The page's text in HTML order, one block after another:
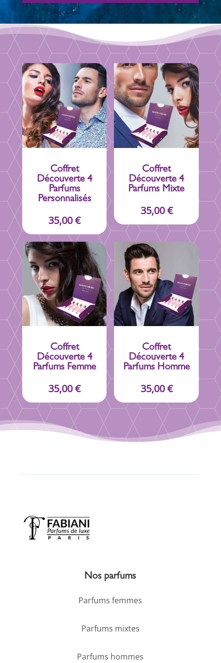
Fruitées
Florales
Hespéridés
Boisés
Frais
Coffret
Découverte 4
Parfums
Personnalisés
35,00€
Coffret
Découverte 4
Parfums Mixte
35,00€
Coffret
Découverte 4
Parfums Femme
35,00€
Coffret
Découverte 4
Parfums Homme
35,00€
Nos parfums
Parfums femmes
Parfums mixtes
Parfums hommes